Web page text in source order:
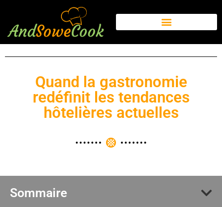
Quand la gastronomie
redéfinit les tendances
hôtelières actuelles
Sommaire